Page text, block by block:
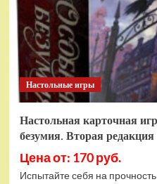
(915417)
Настольные игры
Настольная карточная
безумия. Вторая редакция
Цена от: 170 руб.
Испытайте себя на